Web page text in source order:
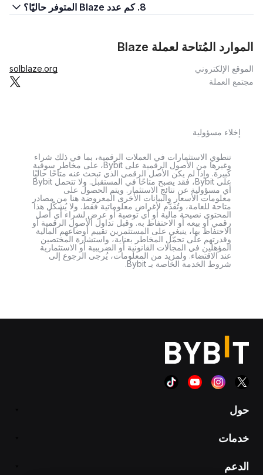
8. كم عدد Blaze المتوفر حاليًا؟
الموارد المُتاحة لعملة Blaze
الموقع الإلكتروني
solblaze.org
مجتمع العملة
إخلاء مسؤولية
تنطوي الاستثمارات في العملات الرقمية، بما في ذلك شراء
وغيرها من الأصول الرقمية على Bybit، على مخاطر سوقية
كبيرة. وإذا لم يكن الأصل الرقمي الذي تبحث عنه متاحًا حاليًا
على Bybit، فقد يصبح متاحًا في المستقبل. ولا تتحمل Bybit
أي مسؤولية عن نتائج الاستثمار. ويتم الحصول على
معلومات الأسعار والبيانات الأخرى المعروضة هنا من مصادر
متاحة للعامة، وتُقدَّم لأغراض معلوماتية فقط. ولا يُشكّل هذا
المحتوى نصيحة مالية أو أي توصية أو عرض لشراء أي أصل
رقمي أو بيعه أو الاحتفاظ به. وقبل تداول الأصول الرقمية أو
الاحتفاظ بها، ينبغي على المستثمرين تقييم أوضاعهم المالية
وقدرتهم على تحمّل المخاطر بعناية، واستشارة المختصين
المؤهلين في المجالات القانونية أو الضريبية أو الاستثمارية
عند الاقتضاء. ولمزيد من المعلومات، يُرجى الرجوع إلى
شروط الخدمة الخاصة بـ Bybit.
حول
خدمات
الدعم